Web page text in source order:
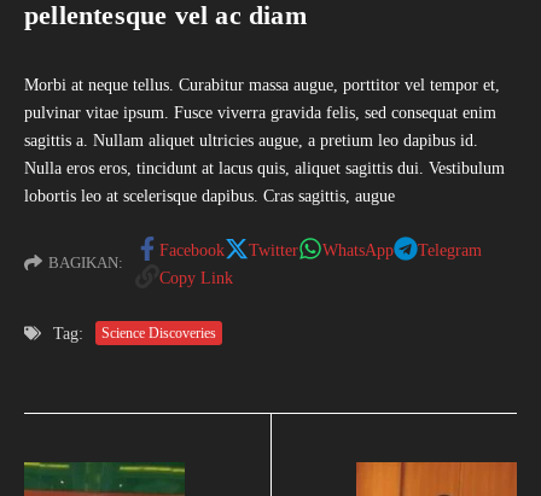
pellentesque vel ac diam
Morbi at neque tellus. Curabitur massa augue, porttitor vel tempor et,
pulvinar vitae ipsum. Fusce viverra gravida felis, sed consequat enim
sagittis a. Nullam aliquet ultricies augue, a pretium leo dapibus id.
Nulla eros eros, tincidunt at lacus quis, aliquet sagittis dui. Vestibulum
lobortis leo at scelerisque dapibus. Cras sagittis, augue
BAGIKAN:
Facebook Twitter WhatsApp
Telegram
Copy Link
Tag: Science Discoveries